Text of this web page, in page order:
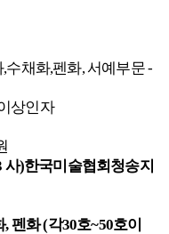
,수채화,펜화,서예부문-
상인자
사)한국미술협회청송지
,펜화(각30호~50호이